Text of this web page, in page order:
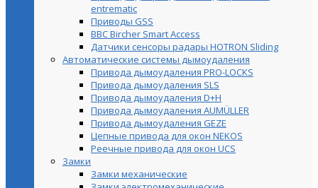
entrematic
Приводы GSS
BBC Bircher Smart Access
Датчики сенсоры радары HOTRON Sliding
Автоматические системы дымоудаления
Привода дымоудаления PRO-LOCKS
Привода дымоудаления SLS
Привода дымоудаления D+H
Привода дымоудаления AUMÜLLER
Привода дымоудаления GEZE
Цепные привода для окон NEKOS
Реечные привода для окон UСS
Замки
Замки механические